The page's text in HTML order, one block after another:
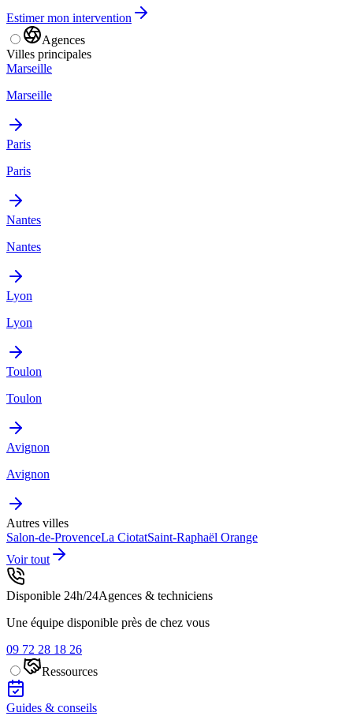
Estimer mon intervention
Agences
Villes principales
Marseille
Marseille
Paris
Paris
Nantes
Nantes
Lyon
Lyon
Toulon
Toulon
Avignon
Avignon
Autres villes
Salon-de-ProvenceLa CiotatSaint-Raphaël Orange
Voir tout
Disponible 24h/24Agences & techniciens
Une équipe disponible près de chez vous
09 72 28 18 26
Ressources
Guides & conseils